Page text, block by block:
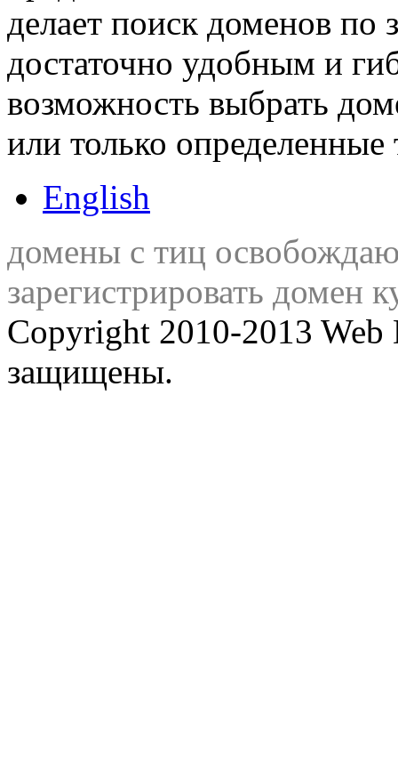
делает поиск доменов по
достаточно удобным и
возможность выбрать
или только
English
домены с тиц
зарегистрировать домен
Copyright 2010-2013 Web
защищены.